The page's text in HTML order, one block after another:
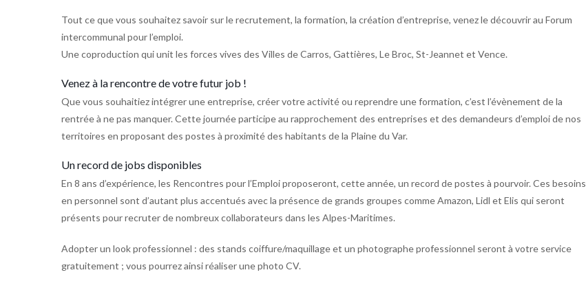
Tout ce que vous souhaitez savoir sur le recrutement, la formation, la création d’entreprise, venez le découvrir au Forum
intercommunal pour l’emploi.
Une coproduction qui unit les forces vives des Villes de Carros, Gattières, Le Broc, St-Jeannet et Vence.
Venez à la rencontre de votre futur job !
Que vous souhaitiez intégrer une entreprise, créer votre activité ou reprendre une formation, c’est l’évènement de la
rentrée à ne pas manquer. Cette journée participe au rapprochement des entreprises et des demandeurs d’emploi de nos
territoires en proposant des postes à proximité des habitants de la Plaine du Var.
Un record de jobs disponibles
En 8 ans d’expérience, les Rencontres pour l’Emploi proposeront, cette année, un record de postes à pourvoir. Ces besoins
en personnel sont d’autant plus accentués avec la présence de grands groupes comme Amazon, Lidl et Elis qui seront
présents pour recruter de nombreux collaborateurs dans les Alpes-Maritimes.
Adopter un look professionnel : des stands coiffure/maquillage et un photographe professionnel seront à votre service
gratuitement ; vous pourrez ainsi réaliser une photo CV.